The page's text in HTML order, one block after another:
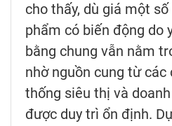
cho thấy, dù giá một
phẩm có biến động do
bằng chung vẫn nằm
nhờ nguồn cung từ các
thống siêu thị và
được duy trì ổn định.